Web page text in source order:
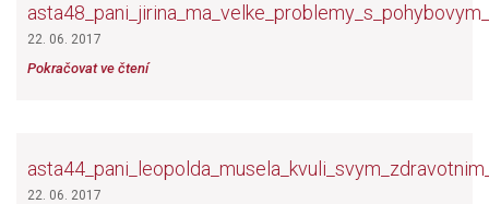
22. 06. 2017
Pokračovat ve čtení
22. 06. 2017